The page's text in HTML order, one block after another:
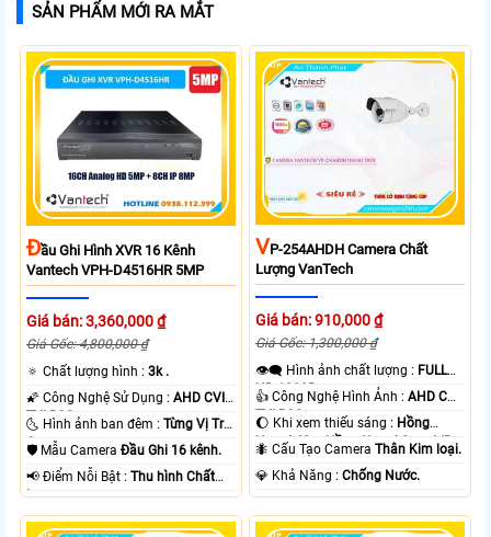
SẢN PHẨM MỚI RA MẮT
ĐẦu Ghi Hình XVR 16 Kênh
Vantech VPH-D4516HR 5MP
Giá bán: 3,360,000 ₫
Giá Gốc: 4,800,000 ₫
🔅 Chất lượng hình :3k .
🌠 Công Nghệ Sử Dụng :AHD CVI
TVI BCS.
🌜 Hình ảnh ban đêm :Từng Vị Trí
Camera .
🛡 Mẫu CameraĐầu Ghi 16 kênh.
️📢 Điểm Nỗi Bật :Thu hình Chất
Lượng.
VP-254AHDH Camera Chất
Lượng VanTech
Giá bán: 910,000 ₫
Giá Gốc: 1,300,000 ₫
👁️‍🗨 Hình ảnh chất lượng : FULL
HD 1080P .
👍 Công Nghệ Hình Ảnh :AHD CVI
TVI BCS.
🌔 Khi xem thiếu sáng : Hồng
Ngoại 40m Hồng Ngoại Smart IR.
🐜 Cấu Tạo CameraThân Kim loại.
️💎 Khả Năng :Chống Nước.